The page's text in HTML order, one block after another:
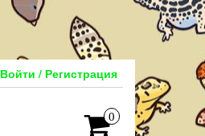
Войти / Регистрация
0